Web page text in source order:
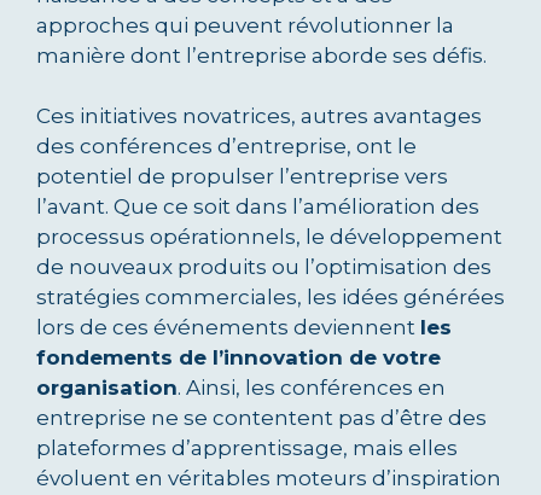
approches qui peuvent révolutionner la
manière dont l’entreprise aborde ses défis.
Ces initiatives novatrices, autres avantages
des conférences d’entreprise, ont le
potentiel de propulser l’entreprise vers
l’avant. Que ce soit dans l’amélioration des
processus opérationnels, le développement
de nouveaux produits ou l’optimisation des
stratégies commerciales, les idées générées
lors de ces événements deviennent les
fondements de l’innovation de votre
organisation. Ainsi, les conférences en
entreprise ne se contentent pas d’être des
plateformes d’apprentissage, mais elles
évoluent en véritables moteurs d’inspiration